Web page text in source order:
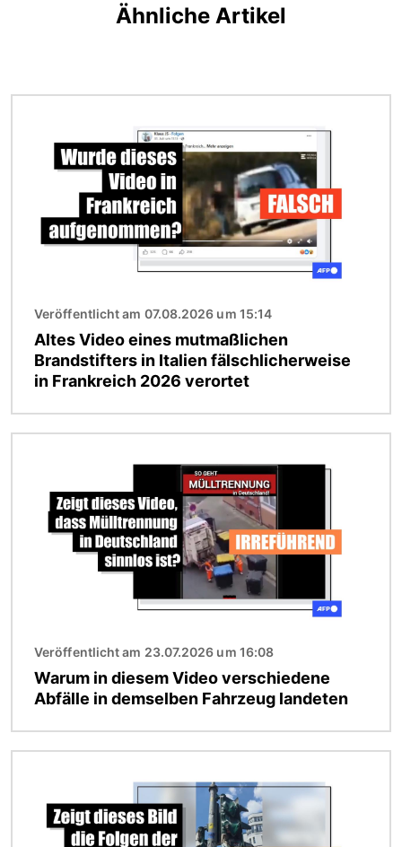
Ähnliche Artikel
Veröffentlicht am 07.08.2026 um 15:14
Altes Video eines mutmaßlichen
Brandstifters in Italien fälschlicherweise
in Frankreich 2026 verortet
Veröffentlicht am 23.07.2026 um 16:08
Warum in diesem Video verschiedene
Abfälle in demselben Fahrzeug landeten